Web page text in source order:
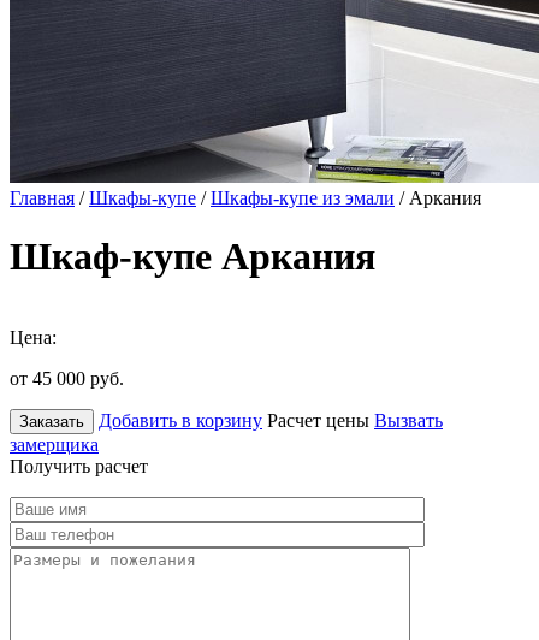
Главная /Шкафы-купе /Шкафы-купе из эмали / Аркания
Шкаф-купе Аркания
Цена:
от 45 000 руб.
Заказать Добавить в корзину Расчет цены Вызвать
замерщика
Получить расчет